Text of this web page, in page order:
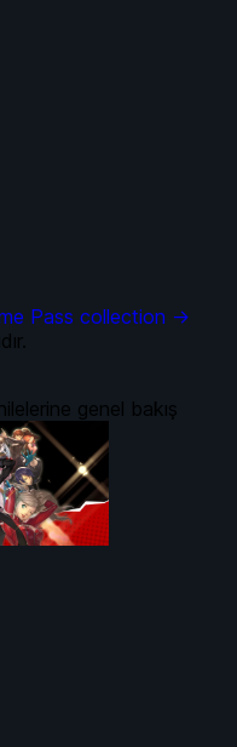
genel bakış
Pass collection →